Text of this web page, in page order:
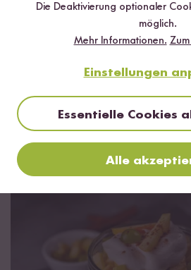
*Das Digitale Rezeptbuch wird dir nach
per E-Mail zugeschickt.
Mehr Rezepte mit
Reis
Die Deaktivierung optionaler
möglich.
Mehr Informationen.
Einstellungen
Essentielle Cookies
Alle